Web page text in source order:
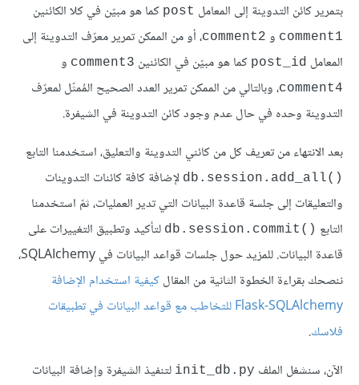
بتمرير كائن التدوينة إلى المعامل post كما هو مبيّن في كلا الكائنين
comment1 و comment2، أو من الممكن تمرير معرّف التدوينة إلى
المعامل post_id كما هو مبيّن في الكائنين comment3 و
comment4، وبالتالي من الممكن تمرير العدد الصحيح المُمثّل لمعرّف
التدوينة وحده في حال عدم وجود كائن التدوينة في الشيفرة.
بعد الانتهاء من تعريف كل من كائني التدوينة والتعليق، استخدمنا التابع
()db.session.add_all
لإضافة كافة كائنات التدوينات
والتعليقات إلى جلسة قاعدة البيانات التي تدير العمليات، ثمّ استخدمنا
التابع ()db.session.commit
لتأكيد وتطبيق التغييرات على
قاعدة البيانات. للمزيد حول جلسات قواعد البيانات في SQLAIchemy،
ننصحك بقراءة الخطوة الثانية من المقالكيفية استخدام الإضافة
Flask-SQLAlchemy للتخاطب مع قواعد البيانات في تطبيقات
فلاسك.
الآن، سنشغل الملف init_db.py لتنفيذ الشيفرة وإضافة البيانات